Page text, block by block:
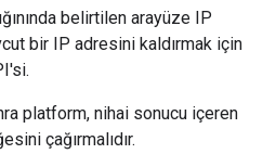
belirtilen arayüze IP
bir IP adresini kaldırmak için
platform, nihai sonucu içeren
çağırmalıdır.